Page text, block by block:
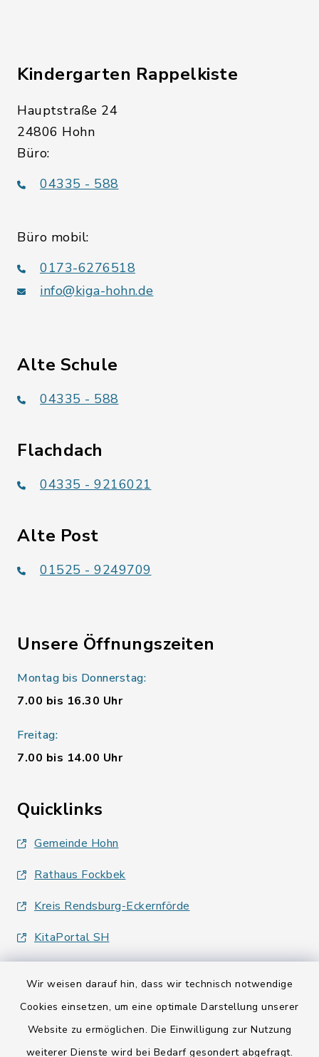
Wir weisen darauf hin, dass wir technisch notwendige
Cookies einsetzen, um eine optimale Darstellung unserer
Website zu ermöglichen. Die Einwilligung zur Nutzung
weiterer Dienste wird bei Bedarf gesondert abgefragt.
Kindergarten Rappelkiste
Hauptstraße 24
24806 Hohn
Büro:
04335 - 588
Büro mobil:
0173-6276518
info@kiga-hohn.de
Alte Schule
04335 - 588
Flachdach
04335 - 9216021
Alte Post
01525 - 9249709
Unsere Öffnungszeiten
Montag bis Donnerstag:
7.00 bis 16.30 Uhr
Freitag:
7.00 bis 14.00 Uhr
Quicklinks
Gemeinde Hohn
Rathaus Fockbek
Kreis Rendsburg-Eckernförde
KitaPortal SH